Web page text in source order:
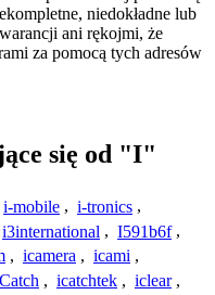
niedokładne lub
ani rękojmi, że
za pomocą tych adresów
się od "I"
i-mobile , i-tronics ,
i3international , I591b6f ,
, icamera , icami ,
, icatchtek , iclear ,